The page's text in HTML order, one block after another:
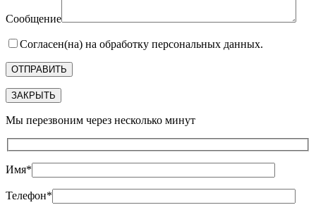
Сообщение
Согласен(на) на обработку персональных данных.
ЗАКРЫТЬ
Мы перезвоним через несколько минут
Имя*
Телефон*